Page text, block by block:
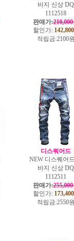
바지 신상 DQ
1112518
판매가:
할인가: 142,800
적립금:2100
디스쿼어드
NEW 디스퀘어
바지 신상 DQ
1112511
판매가:
할인가: 173,400
적립금:2550